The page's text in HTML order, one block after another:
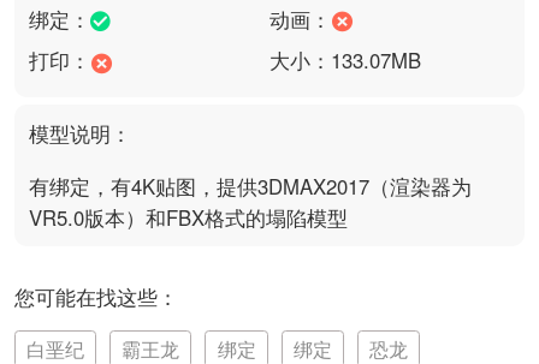
绑定：
动画：
打印：
大小：133.07MB
模型说明：
有绑定，有4K贴图，提供3DMAX2017（渲染器为
VR5.0版本）和FBX格式的塌陷模型
您可能在找这些：
白垩纪 霸王龙 绑定 绑定
恐龙